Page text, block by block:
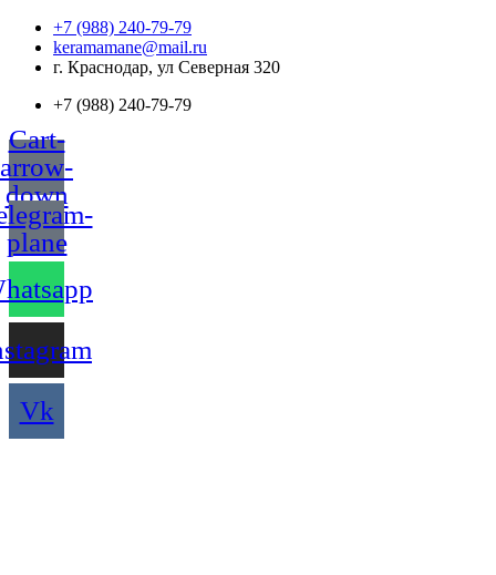
Перейти
содержимому
+7 (988) 240-79-79
keramamane@mail.ru
г. Краснодар, ул Северная 320
+7 (988) 240-79-79
Cart-
arrow-
down
plane
Vk